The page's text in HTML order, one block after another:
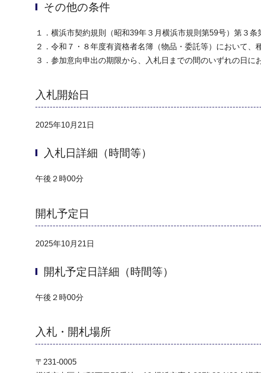
その他の条件
１．横浜市契約規則（昭和39年３月横浜市規則第59号）第３
２．令和７・８年度有資格者名簿（物品・委託等）において
３．参加意向申出の期限から、入札日までの間のいずれの日
入札開始日
2025年10月21日
入札日詳細（時間等）
午後２時00分
開札予定日
2025年10月21日
開札予定日詳細（時間等）
午後２時00分
入札・開札場所
〒231-0005